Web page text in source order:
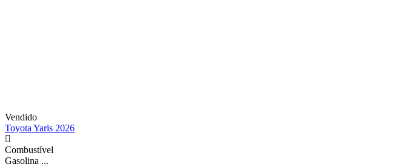
Vendido
Toyota Yaris 2026
Combustível
Gasolina ...